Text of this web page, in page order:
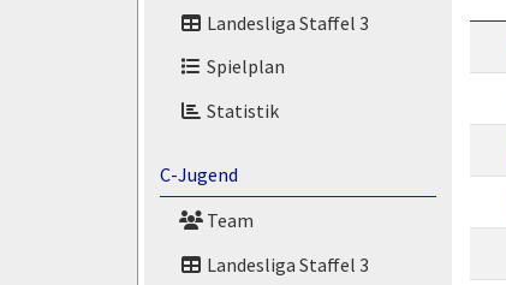
Landesliga Staffel 3
Spielplan
Statistik
C-Jugend
Team
Landesliga Staffel 3